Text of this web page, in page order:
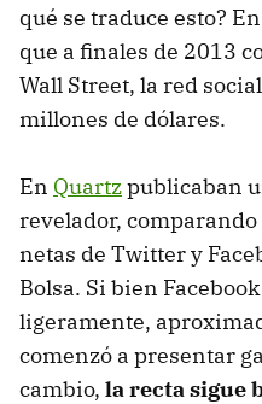
qué se traduce esto?
que a finales de 2013
Wall Street, la red
millones de dólares.
En Quartzpublicaban
revelador,
netas de Twitter y
Bolsa. Si bien
ligeramente,
comenzó a presentar
cambio, la recta sigue